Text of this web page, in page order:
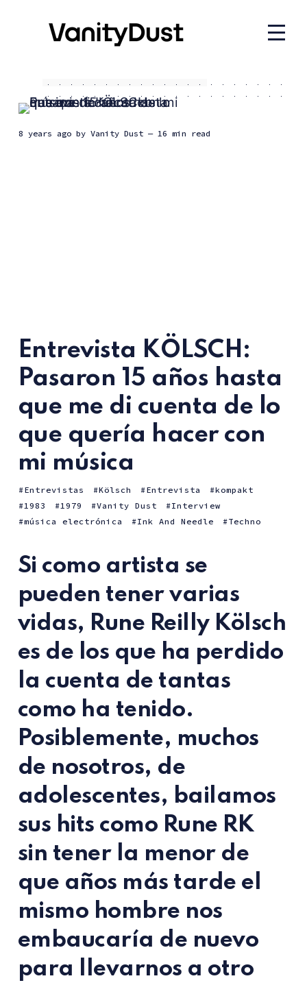
8 years agoby Vanity Dust — 16 min read
Entrevista KÖLSCH:
Pasaron 15 años hasta
que me di cuenta de lo
que quería hacer con
mi música
Entrevistas Kölsch Entrevista
kompakt
1983
1979 Vanity Dust
Interview
música electrónica
Ink And Needle Techno
Si como artista se
pueden tener varias
vidas, Rune Reilly Kölsch
es de los que ha perdido
la cuenta de tantas
como ha tenido.
Posiblemente, muchos
de nosotros, de
adolescentes, bailamos
sus hits como Rune RK
sin tener la menor de
que años más tarde el
mismo hombre nos
embaucaría de nuevo
para llevarnos a otro